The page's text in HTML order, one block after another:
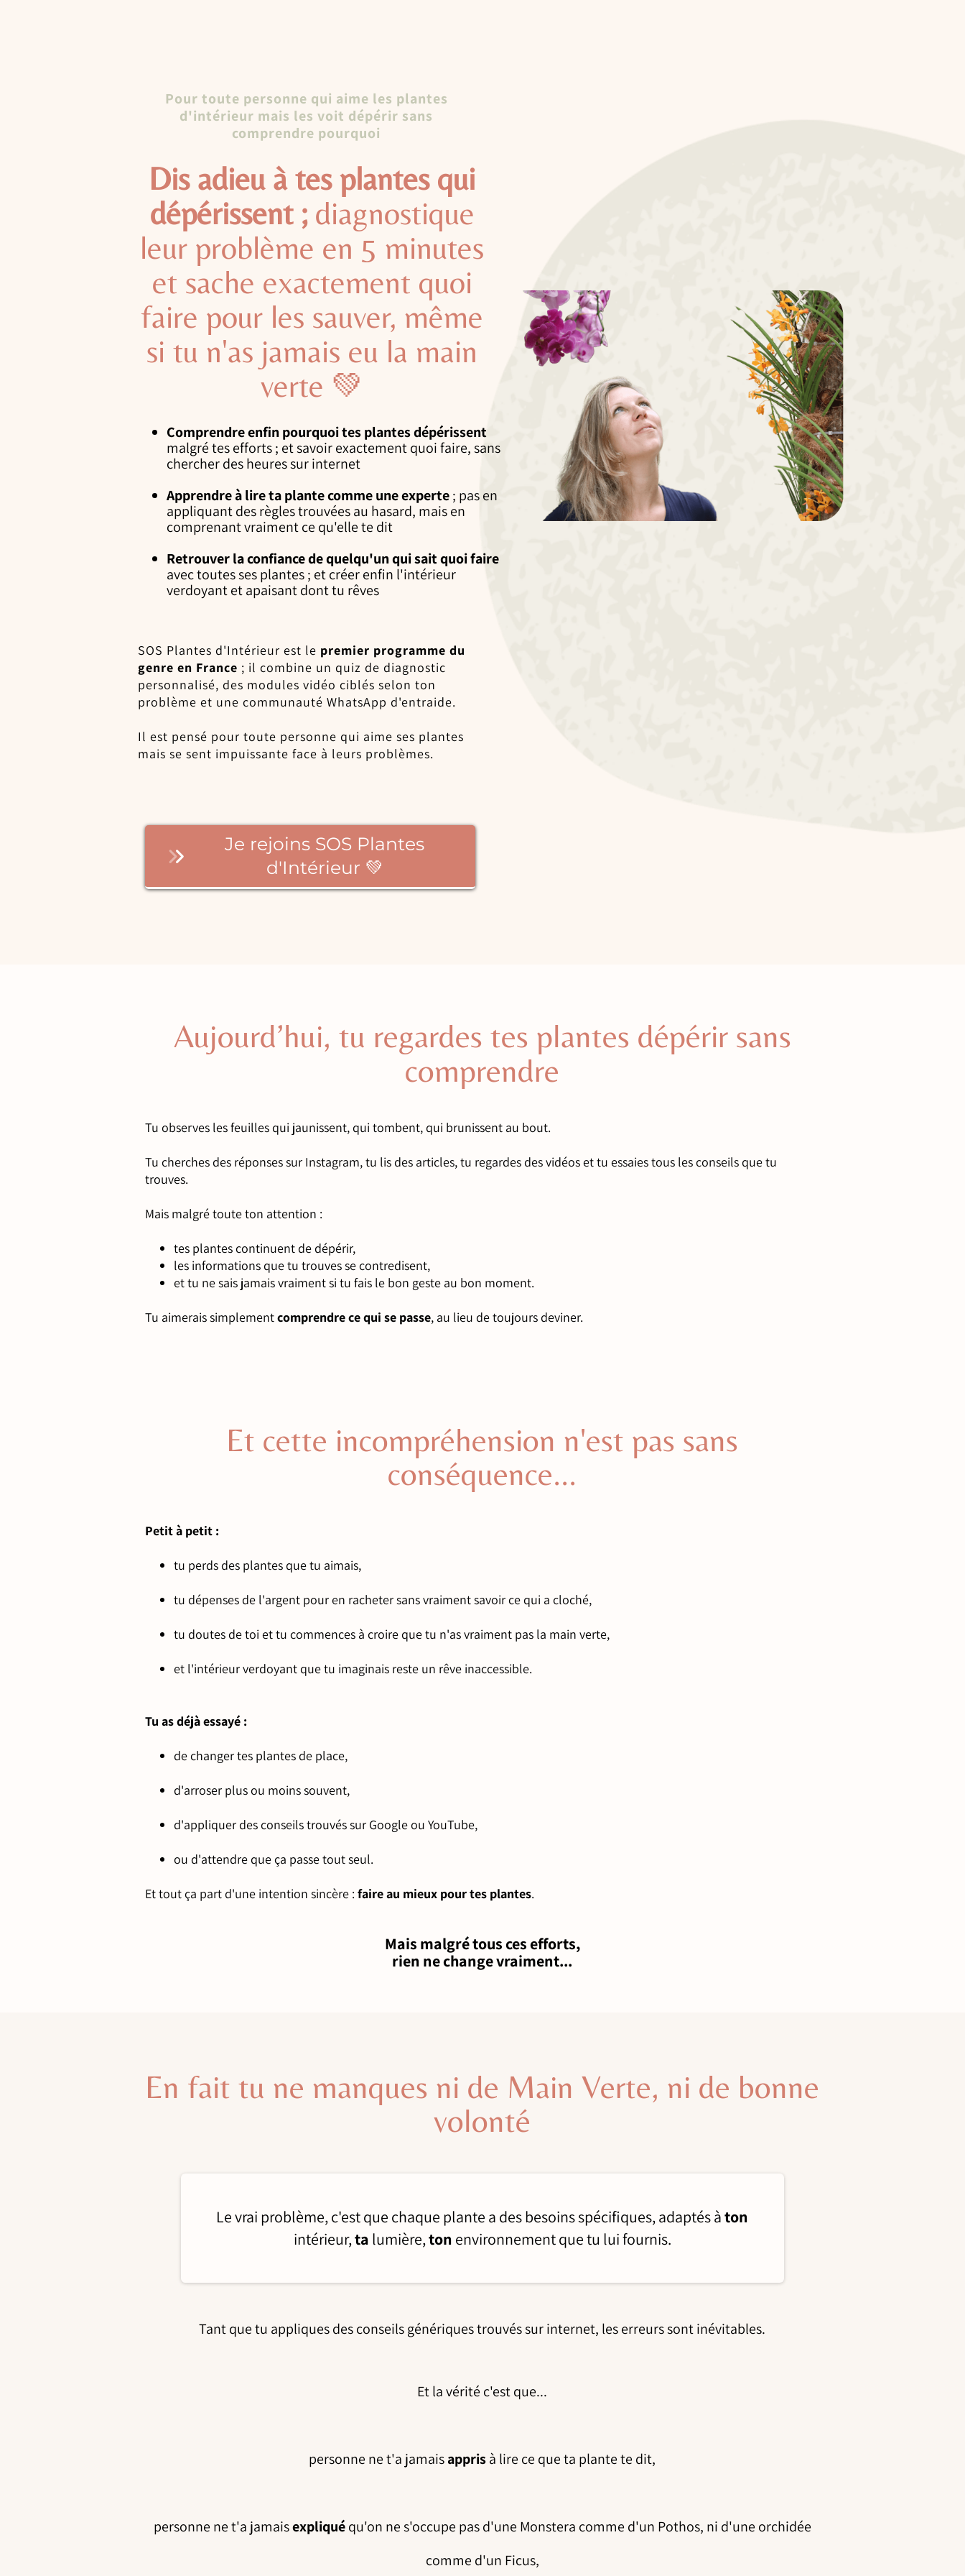
Pour toute personne qui aime les plantes
d'intérieur mais les voit dépérir sans
comprendre pourquoi
Dis adieu à tes plantes qui
dépérissent ; diagnostique
leur problème en 5 minutes
et sache exactement quoi
faire pour les sauver, même
si tu n'as jamais eu la main
verte 💚
Comprendre enfin pourquoi tes plantes dépérissent
malgré tes efforts ; et savoir exactement quoi faire, sans
chercher des heures sur internet
Apprendre à lire ta plante comme une experte; pas en
appliquant des règles trouvées au hasard, mais en
comprenant vraiment ce qu'elle te dit
Retrouver la confiance de quelqu'un qui sait quoi faire
avec toutes ses plantes ; et créer enfin l'intérieur
verdoyant et apaisant dont tu rêves
SOS Plantes d'Intérieur est le premier programme du
genre en France ; il combine un quiz de diagnostic
personnalisé, des modules vidéo ciblés selon ton
problème et une communauté WhatsApp d'entraide.
Il est pensé pour toute personne qui aime ses plantes
mais se sent impuissante face à leurs problèmes.
Je rejoins SOS Plantes
d'Intérieur 💚
Aujourd’hui, tu regardes tes plantes dépérir sans
comprendre
Tu observes les feuilles qui jaunissent, qui tombent, qui brunissent au bout.
Tu cherches des réponses sur Instagram, tu lis des articles, tu regardes des vidéos et tu essaies tous les conseils que tu
trouves.
Mais malgré toute ton attention :
tes plantes continuent de dépérir,
les informations que tu trouves se contredisent,
et tu ne sais jamais vraiment si tu fais le bon geste au bon moment.
Tu aimerais simplementcomprendre ce qui se passe, au lieu de toujours deviner.
Et cette incompréhension n'est pas sans
conséquence...
Petit à petit :
tu perds des plantes que tu aimais,
tu dépenses de l'argent pour en racheter sans vraiment savoir ce qui a cloché,
tu doutes de toi et tu commences à croire que tu n'as vraiment pas la main verte,
et l'intérieur verdoyant que tu imaginais reste un rêve inaccessible.
Tu as déjà essayé :
de changer tes plantes de place,
d'arroser plus ou moins souvent,
d'appliquer des conseils trouvés sur Google ou YouTube,
ou d'attendre que ça passe tout seul.
Et tout ça part d'une intention sincère : faire au mieux pour tes plantes.
Mais malgré tous ces efforts,
rien ne change vraiment...
En fait tu ne manques ni de Main Verte, ni de bonne
volonté
Le vrai problème, c'est que chaque plante a des besoins spécifiques, adaptés àton
intérieur,ta lumière,ton environnement que tu lui fournis.
Tant que tu appliques des conseils génériques trouvés sur internet, les erreurs sont inévitables.
Et la vérité c'est que...
personne ne t'a jamaisapprisà lire ce que ta plante te dit,
personne ne t'a jamaisexpliquéqu'on ne s'occupe pas d'une Monstera comme d'un Pothos, ni d'une orchidée
comme d'un Ficus,